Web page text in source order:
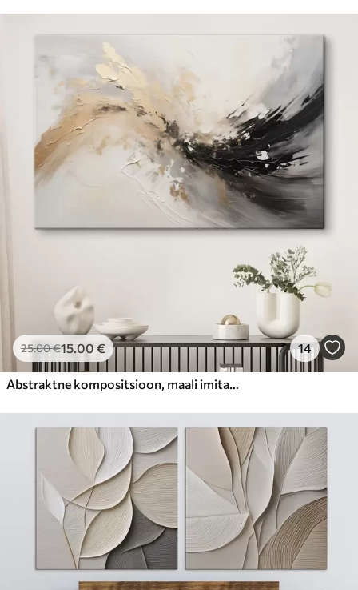
25.00€15.00 € 14
Abstraktne kompositsioon, maali imitatsioon